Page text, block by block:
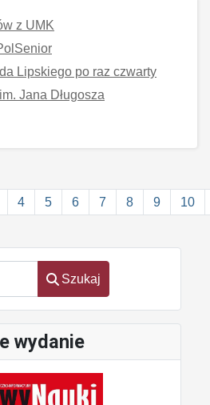
Szukaj
wydanie
z UMK
Lipskiego po raz czwarty
Jana Długosza
4 5 6 7 8 9 10